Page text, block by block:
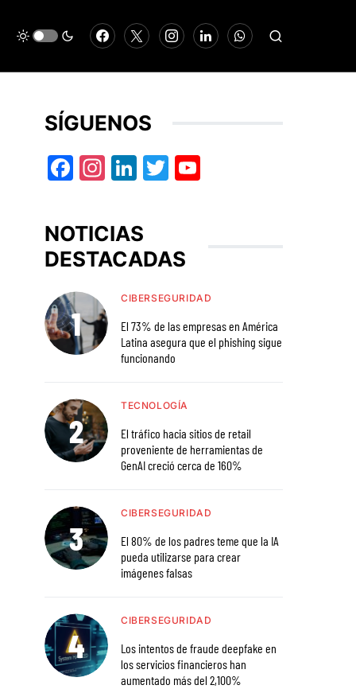
SÍGUENOS
Facebook
Instagram
LinkedIn
Twitter
NOTICIAS
DESTACADAS
CIBERSEGURIDAD
El 73% de las empresas en América
Latina asegura que el phishing sigue
funcionando
TECNOLOGÍA
El tráfico hacia sitios de retail
proveniente de herramientas de
GenAI creció cerca de 160%
CIBERSEGURIDAD
El 80% de los padres teme que la IA
pueda utilizarse para crear
imágenes falsas
CIBERSEGURIDAD
Los intentos de fraude deepfake en
los servicios financieros han
aumentado más del 2,100%